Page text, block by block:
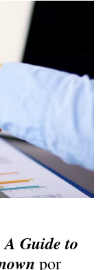
Guide to
por